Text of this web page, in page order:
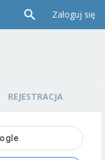
Zaloguj się
REJESTRACJA